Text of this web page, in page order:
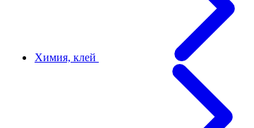
Химия, клей